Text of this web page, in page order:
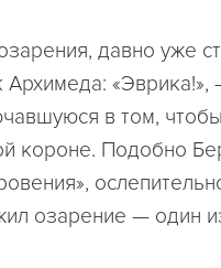
давно уже
Архимеда:
в том,
короне. Подобно
озарение — один